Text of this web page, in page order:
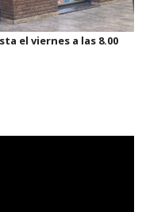
el viernes a las 8.00